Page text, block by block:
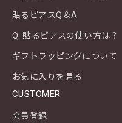
貼るピアスQ＆A
Q. 貼るピアスの使い方は？
ギフトラッピングについて
お気に入りを見る
CUSTOMER
会員登録